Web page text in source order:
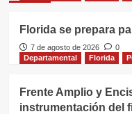
Florida se prepara
7 de agosto de 2026
0
Departamental
Florida
Frente Amplio y
instrumentación del